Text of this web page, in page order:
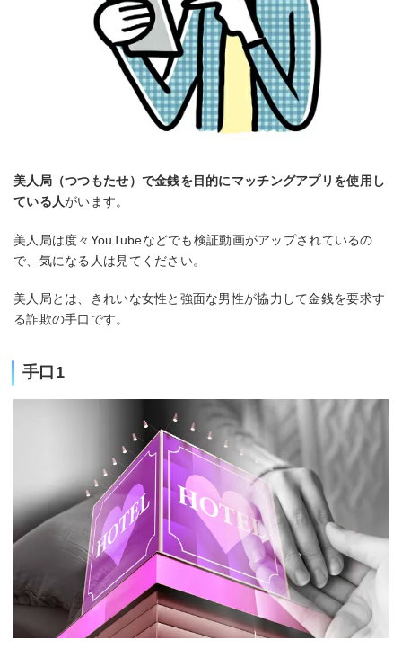
美人局（つつもたせ）で金銭を目的にマッチングアプリを使用し
ている人がいます。
美人局は度々YouTubeなどでも検証動画がアップされているの
で、気になる人は見てください。
美人局とは、きれいな女性と強面な男性が協力して金銭を要求す
る詐欺の手口です。
手口1